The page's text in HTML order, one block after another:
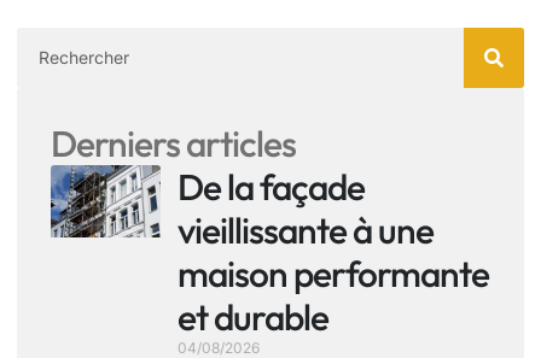
Derniers articles
De la façade
vieillissante à une
maison performante
et durable
04/08/2026